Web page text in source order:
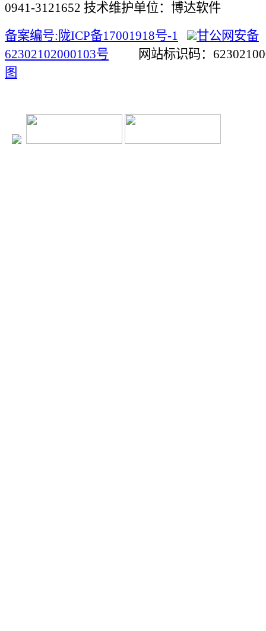
0941-3121652 技术维护单位：博达软件
备案编号:陇ICP备17001918号-1
甘公网安备
62302102000103号 网站标识码：
图